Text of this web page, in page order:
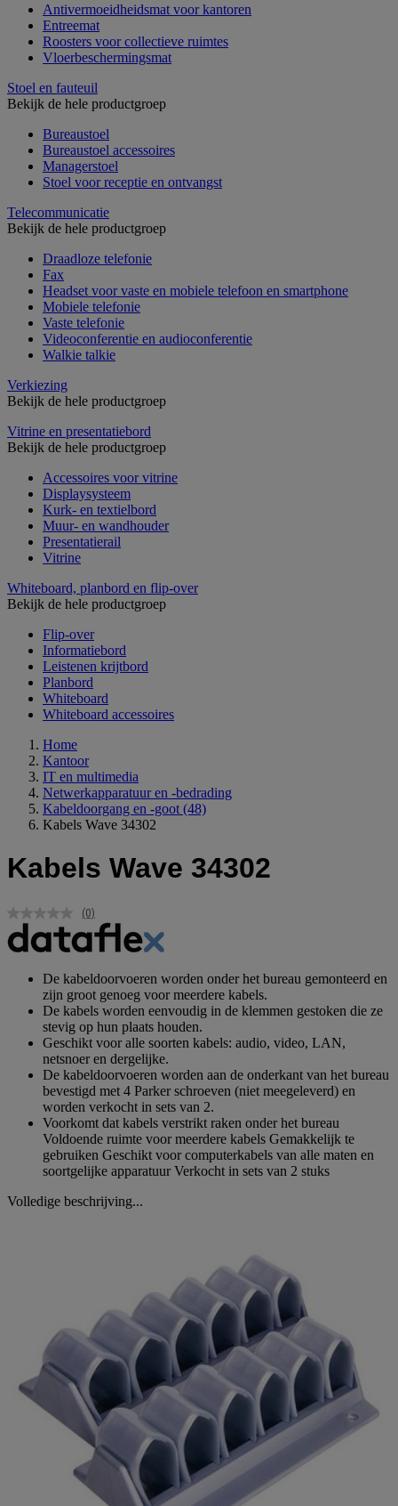
Antivermoeidheidsmat voor kantoren
Entreemat
Roosters voor collectieve ruimtes
Vloerbeschermingsmat
Stoel en fauteuil
Bekijk de hele productgroep
Bureaustoel
Bureaustoel accessoires
Managerstoel
Stoel voor receptie en ontvangst
Telecommunicatie
Bekijk de hele productgroep
Draadloze telefonie
Fax
Headset voor vaste en mobiele telefoon en smartphone
Mobiele telefonie
Vaste telefonie
Videoconferentie en audioconferentie
Walkie talkie
Verkiezing
Bekijk de hele productgroep
Vitrine en presentatiebord
Bekijk de hele productgroep
Accessoires voor vitrine
Displaysysteem
Kurk- en textielbord
Muur- en wandhouder
Presentatierail
Vitrine
Whiteboard, planbord en flip-over
Bekijk de hele productgroep
Flip-over
Informatiebord
Leistenen krijtbord
Planbord
Whiteboard
Whiteboard accessoires
Home
Kantoor
IT en multimedia
Netwerkapparatuur en -bedrading
Kabeldoorgang en -goot (48)
Kabels Wave 34302
Kabels Wave 34302
Geen
scorewaarde.
Dezelfde
(0)
De kabeldoorvoeren worden onder het bureau gemonteerd en
zijn groot genoeg voor meerdere kabels.
De kabels worden eenvoudig in de klemmen gestoken die ze
stevig op hun plaats houden.
Geschikt voor alle soorten kabels: audio, video, LAN,
netsnoer en dergelijke.
De kabeldoorvoeren worden aan de onderkant van het bureau
bevestigd met 4 Parker schroeven (niet meegeleverd) en
worden verkocht in sets van 2.
Voorkomt dat kabels verstrikt raken onder het bureau
Voldoende ruimte voor meerdere kabels Gemakkelijk te
gebruiken Geschikt voor computerkabels van alle maten en
soortgelijke apparatuur Verkocht in sets van 2 stuks
Volledige beschrijving...